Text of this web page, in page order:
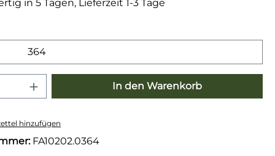
in 5 Tagen, Lieferzeit 1-3 Tage
364
Anzahl: Gib den gewünschten
In den Warenkorb
hinzufügen
FA10202.0364